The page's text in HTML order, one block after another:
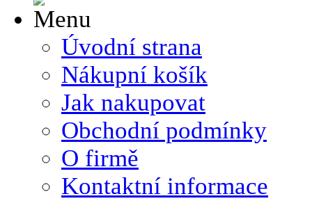
Úvodní strana
Nákupní košík
Jak nakupovat
Obchodní podmínky
O firmě
Kontaktní informace